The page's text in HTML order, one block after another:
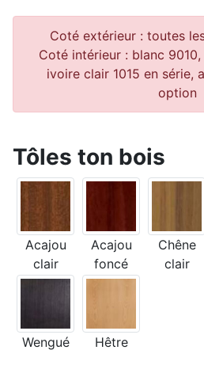
Coté extérieur : toutes
Coté intérieur : blanc
ivoire clair 1015 en série,
option
Tôles ton bois
Acajou
clair
Acajou
foncé
Chêne
clair
Wengué Hêtre